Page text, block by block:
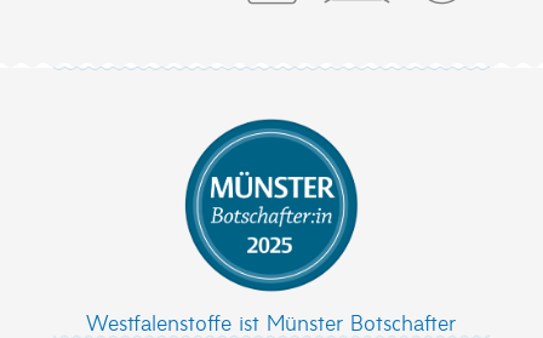
Westfalenstoffe ist Münster Botschafter